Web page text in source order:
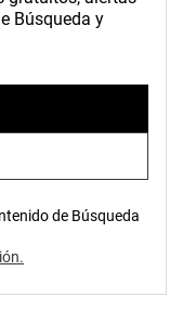
Búsqueda y
de Búsqueda